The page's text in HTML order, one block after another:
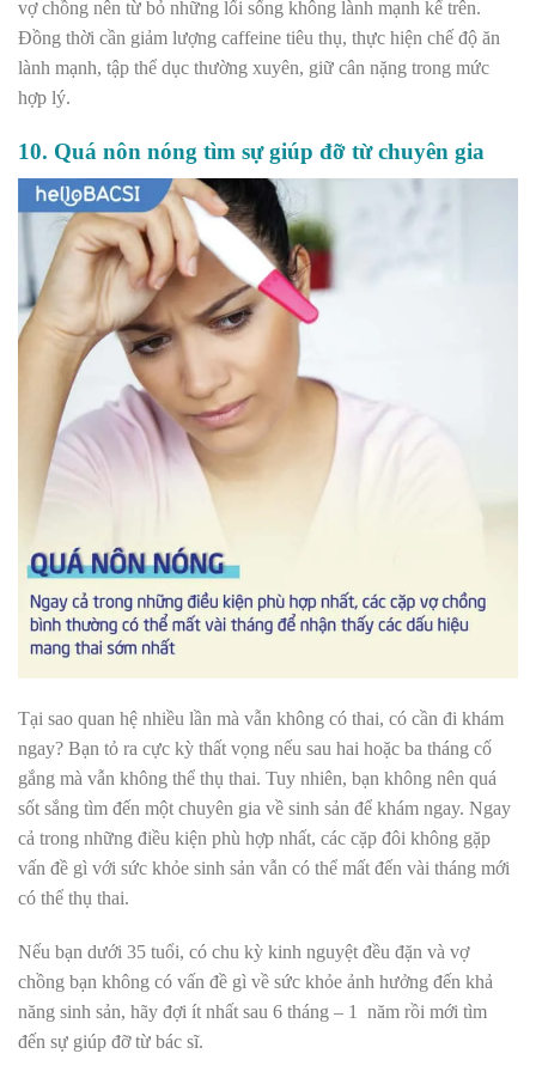
vợ chồng nên từ bỏ những lối sống không lành mạnh kể trên.
Đồng thời cần giảm lượng caffeine tiêu thụ, thực hiện chế độ ăn
lành mạnh, tập thể dục thường xuyên, giữ cân nặng trong mức
hợp lý.
10. Quá nôn nóng tìm sự giúp đỡ từ chuyên gia
Tại sao quan hệ nhiều lần mà vẫn không có thai, có cần đi khám
ngay? Bạn tỏ ra cực kỳ thất vọng nếu sau hai hoặc ba tháng cố
gắng mà vẫn không thể thụ thai. Tuy nhiên, bạn không nên quá
sốt sắng tìm đến một chuyên gia về sinh sản để khám ngay. Ngay
cả trong những điều kiện phù hợp nhất, các cặp đôi không gặp
vấn đề gì với sức khỏe sinh sản vẫn có thể mất đến vài tháng mới
có thể thụ thai.
Nếu bạn dưới 35 tuổi, có chu kỳ kinh nguyệt đều đặn và vợ
chồng bạn không có vấn đề gì về sức khỏe ảnh hưởng đến khả
năng sinh sản, hãy đợi ít nhất sau 6 tháng – 1 năm rồi mới tìm
đến sự giúp đỡ từ bác sĩ.